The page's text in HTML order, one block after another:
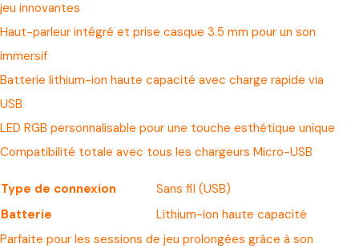
jeu innovantes
Haut-parleur intégré et prise casque 3.5 mm pour un son
immersif
Batterie lithium-ion haute capacité avec charge rapide via
USB
LED RGB personnalisable pour une touche esthétique unique
Compatibilité totale avec tous les chargeurs Micro-USB
Type de connexion
Sans fil (USB)
Batterie
Lithium-ion haute capacité
Parfaite pour les sessions de jeu prolongées grâce à son